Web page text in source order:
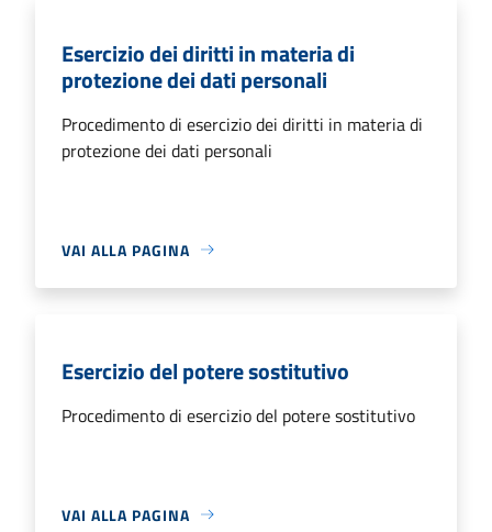
Esercizio dei diritti in materia di
protezione dei dati personali
Procedimento di esercizio dei diritti in materia di
protezione dei dati personali
VAI ALLA PAGINA
Esercizio del potere sostitutivo
Procedimento di esercizio del potere sostitutivo
VAI ALLA PAGINA